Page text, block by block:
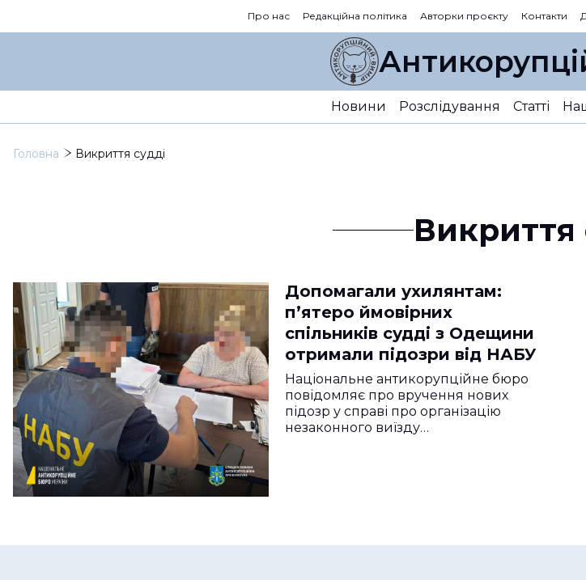
Про нас Редакційна політика Авторки проєкту Контакти
Новини Розслідування Статті
Головна Викриття судді
Викриття
Допомагали ухилянтам:
п’ятеро ймовірних
спільників судді з Одещини
отримали підозри від НАБУ
Національне антикорупційне бюро
повідомляє про вручення нових
підозр у справі про організацію
незаконного виїзду…